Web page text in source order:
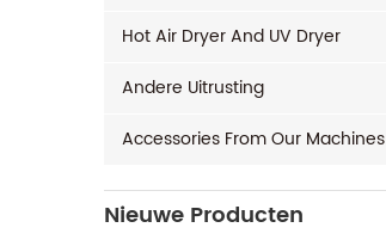
Hot Air Dryer And UV Dryer
Andere Uitrusting
Accessories From Our Machines
Nieuwe Producten